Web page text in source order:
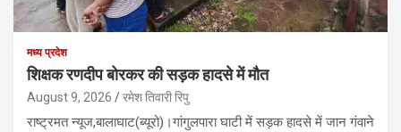
मध्य प्रदेश
शिक्षक रणदीप बोरकर की सड़क हादसे में मौत
August 9, 2026 रमेश तिवारी रिपु
राष्ट्रमत न्यूज,बालाघाट(ब्यूरो)।गांगुलपारा घाटी में सड़क हादसे में जान गंवाने